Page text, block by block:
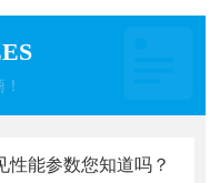
性能参数您知道吗？